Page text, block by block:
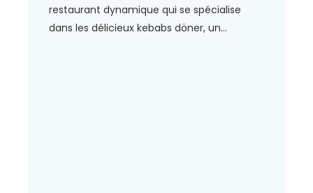
restaurant dynamique qui se spécialise
dans les délicieux kebabs döner, un...